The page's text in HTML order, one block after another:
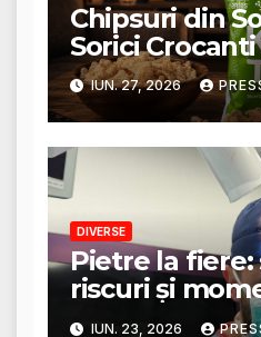
Chipsuri din
Sorici
Online
IUN. 27, 2026
DIVERSE
Pietre la
riscuri și
pentru
IUN. 23, 2026